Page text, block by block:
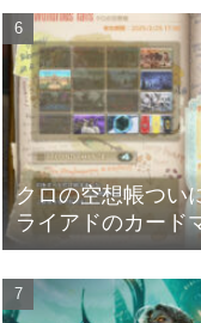
クロの空想帳つい
ライアドのカード